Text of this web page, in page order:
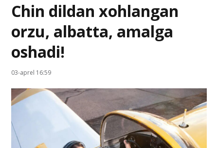
Chin dildan xohlangan
orzu, albatta, amalga
oshadi!
03-aprel 16:59